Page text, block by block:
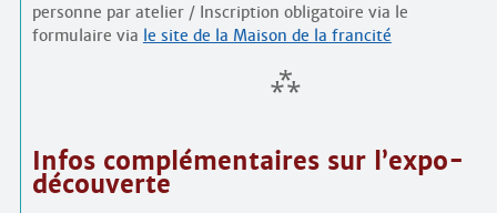
personne par atelier / Inscription obligatoire via le
formulaire via le site de la Maison de la francité
Infos complémentaires sur l’expo-
découverte